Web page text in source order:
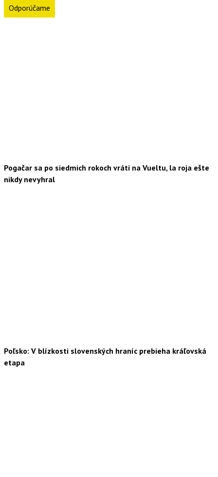
Odporúčame
Pogačar sa po siedmich rokoch vráti na Vueltu, la roja ešte
nikdy nevyhral
Poľsko: V blízkosti slovenských hraníc prebieha kráľovská
etapa